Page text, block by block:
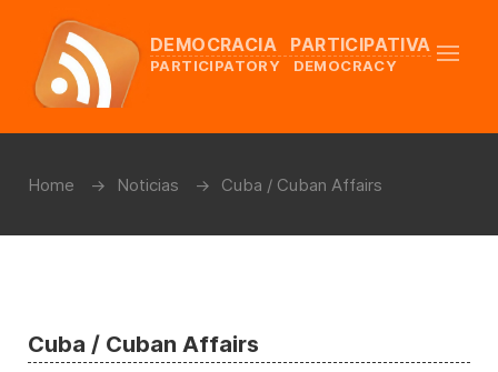
DEMOCRACIA PARTICIPATIVA
PARTICIPATORY DEMOCRACY
Home Noticias Cuba / Cuban Affairs
Cuba / Cuban Affairs